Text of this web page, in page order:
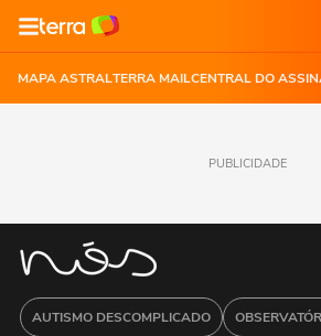
MAPA ASTRALTERRA MAILCENTRAL DO
PUBLICIDADE
AUTISMO DESCOMPLICADO